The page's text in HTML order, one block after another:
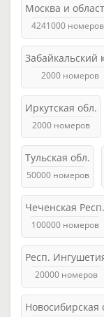
Москва и
4241000 номеров
Забайкальский
2000 номеров
Иркутская обл.
2000 номеров
Тульская обл.
50000 номеров
Чеченская Респ.
100000 номеров
Респ.
20000 номеров
Новосибирская